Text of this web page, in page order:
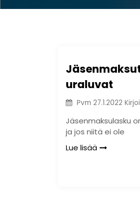
uraluvat
Pvm 27.1.2022
Jäsenmaksulasku
ja jos niitä ei ole
Lue lisää